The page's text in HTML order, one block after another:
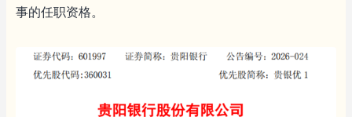
事的任职资格。